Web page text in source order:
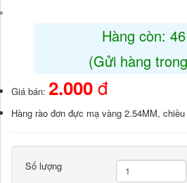
Hàng còn:
(Gửi hàng
Giá bán: 2.000đ
Hàng rào đơn đực mạ vàng 2.54MM,
Số lượng